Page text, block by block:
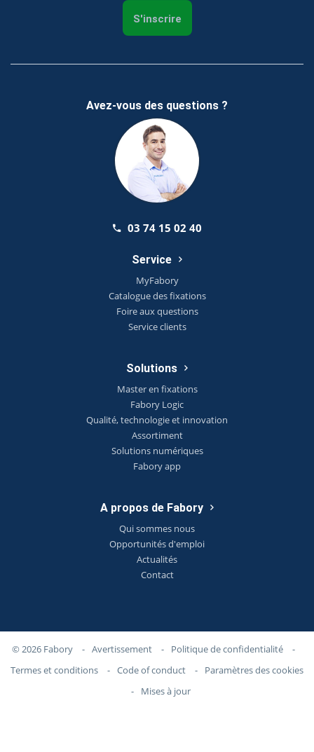
S'inscrire
Avez-vous des questions ?
03 74 15 02 40
Service
MyFabory
Catalogue des fixations
Foire aux questions
Service clients
Solutions
Master en fixations
Fabory Logic
Qualité, technologie et innovation
Assortiment
Solutions numériques
Fabory app
A propos de Fabory
Qui sommes nous
Opportunités d'emploi
Actualités
Contact
© 2026 Fabory - Avertissement - Politique de confidentialité
-
Termes et conditions
- Code of conduct -
Paramètres des cookies
-
Mises à jour